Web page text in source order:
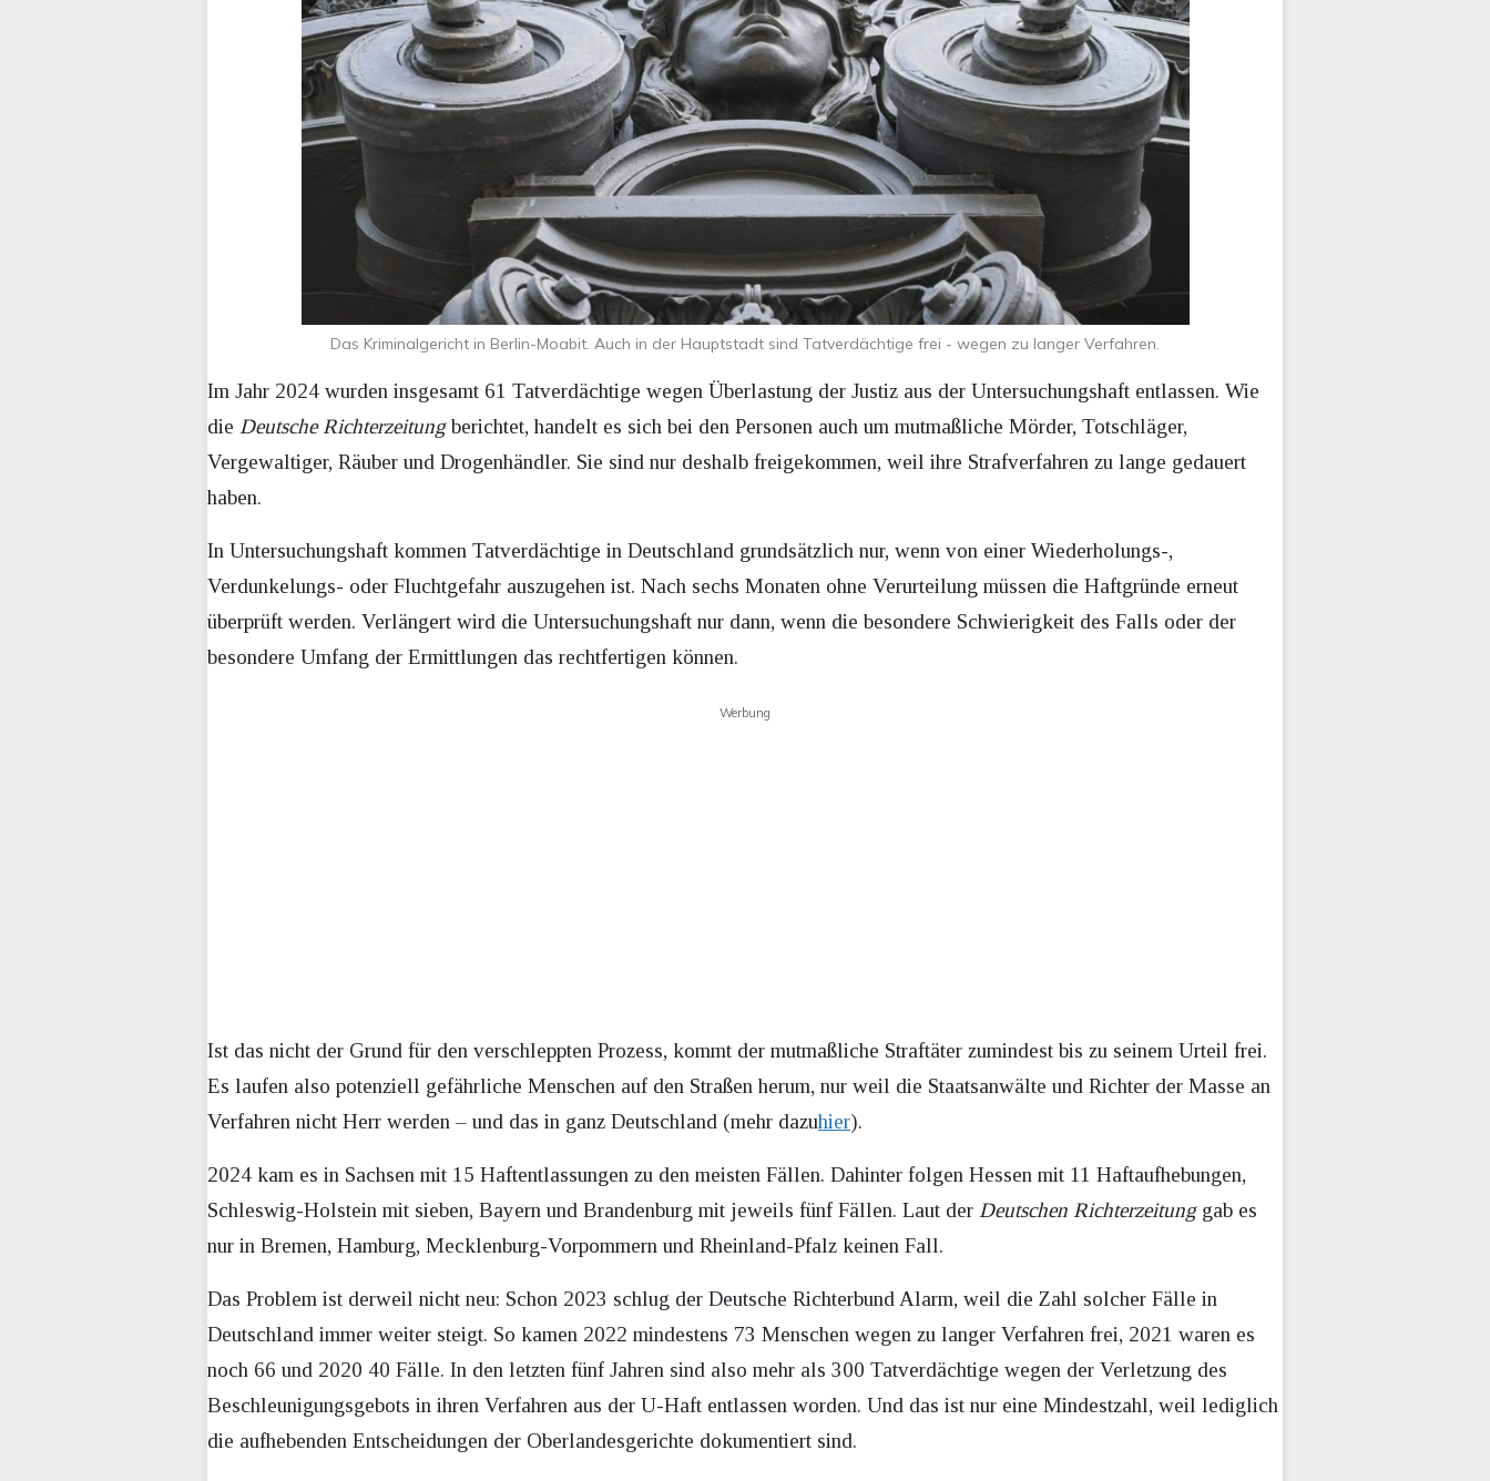
Das Kriminalgericht in Berlin-Moabit. Auch in der Hauptstadt sind Tatverdächtige frei - wegen zu langer Verfahren.
Im Jahr 2024 wurden insgesamt 61 Tatverdächtige wegen Überlastung der Justiz aus der Untersuchungshaft entlassen. Wie
die Deutsche Richterzeitungberichtet, handelt es sich bei den Personen auch um mutmaßliche Mörder, Totschläger,
Vergewaltiger, Räuber und Drogenhändler. Sie sind nur deshalb freigekommen, weil ihre Strafverfahren zu lange gedauert
haben.
In Untersuchungshaft kommen Tatverdächtige in Deutschland grundsätzlich nur, wenn von einer Wiederholungs-,
Verdunkelungs- oder Fluchtgefahr auszugehen ist. Nach sechs Monaten ohne Verurteilung müssen die Haftgründe erneut
überprüft werden. Verlängert wird die Untersuchungshaft nur dann, wenn die besondere Schwierigkeit des Falls oder der
besondere Umfang der Ermittlungen das rechtfertigen können.
Werbung
Ist das nicht der Grund für den verschleppten Prozess, kommt der mutmaßliche Straftäter zumindest bis zu seinem Urteil frei.
Es laufen also potenziell gefährliche Menschen auf den Straßen herum, nur weil die Staatsanwälte und Richter der Masse an
Verfahren nicht Herr werden – und das in ganz Deutschland (mehr dazuhier).
2024 kam es in Sachsen mit 15 Haftentlassungen zu den meisten Fällen. Dahinter folgen Hessen mit 11 Haftaufhebungen,
Schleswig-Holstein mit sieben, Bayern und Brandenburg mit jeweils fünf Fällen. Laut der Deutschen Richterzeitunggab es
nur in Bremen, Hamburg, Mecklenburg-Vorpommern und Rheinland-Pfalz keinen Fall.
Das Problem ist derweil nicht neu: Schon 2023 schlug der Deutsche Richterbund Alarm, weil die Zahl solcher Fälle in
Deutschland immer weiter steigt. So kamen 2022 mindestens 73 Menschen wegen zu langer Verfahren frei, 2021 waren es
noch 66 und 2020 40 Fälle. In den letzten fünf Jahren sind also mehr als 300 Tatverdächtige wegen der Verletzung des
Beschleunigungsgebots in ihren Verfahren aus der U-Haft entlassen worden. Und das ist nur eine Mindestzahl, weil lediglich
die aufhebenden Entscheidungen der Oberlandesgerichte dokumentiert sind.